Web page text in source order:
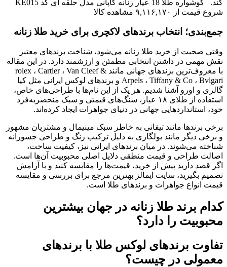
کند. گوشواره طلا 18 عیار زنانه کاپانی مدل حلقه ای کد KE015
شروع قیمت از ۹,۱۱۶,۱۷۰ مشاهده کالا
جمع‌بندی؛ انتخاب برندهای لاکچری برای خرید طلا زنانه
وقتی صحبت از خرید طلا زنانه می‌شود، شناخت برندهای معتبر
نقش مهمی در داشتن انتخابی مطمئن و ارزشمند دارد. در این مقاله
با معروف‌ترین برندهای جهانی مانند rolex ، Cartier ، Van Cleef &
Arpels ، Tiffany & Co ، Bvlgari و برندهای لوکس ایرانی مثل کیا
گالری و اورو آشنا شدیم. هر یک از این نام‌ها با طراحی‌های خاص،
استفاده از طلای ۱۸ عیار، سنگ‌های قیمتی و سبک منحصربه‌فرد
خود، استانداردهایی جهانی در دنیای جواهرات ایجاد کرده‌اند.
برخی برندها مانند تیفانی به خاطر سبک مینیمال و مشتریان مشهور
و برخی دیگر مانند بولگاری به دلیل ترکیب رنگ و طراحی جسورانه
شناخته می‌شوند. در میان برندهای ایرانی نیز، کیفیت ساخت،
اصالت طراحی و قیمت منطقی دلایل اصلی محبوبیت آن‌ها است.
اگر قصد دارید پیش از خرید، قیمت‌ها را مقایسه کنید و با آرامش
تصمیم بگیرید، سایت ایمالز بهترین مرجع برای بررسی و مقایسه
قیمت انواع جواهرات و برندهای طلا است.
کدام برند طلا زنانه در جهان بیشترین
محبوبیت را دارد؟
تفاوت برندهای لوکس طلا با برندهای
معمولی در چیست؟